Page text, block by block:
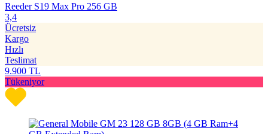
Reeder S19 Max Pro 256 GB
3,4
Ücretsiz
Kargo
Hızlı
Teslimat
9.900 TL
Tükeniyor